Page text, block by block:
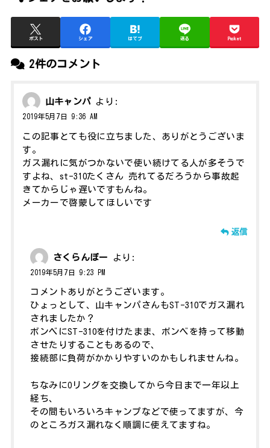
ポスト シェア はてブ 送る Pocket
2件のコメント
山キャンパ より:
2019年5月7日 9:36 AM
この記事とても役に立ちました、ありがとうございま
す。
ガス漏れに気がつかないで使い続けてる人が多そうで
すよね、st-310たくさん 売れてるだろうから事故起
きてからじゃ遅いですもんね。
メーカーで啓蒙してほしいです
返信
さくらんぼー より:
2019年5月7日 9:23 PM
コメントありがとうございます。
ひょっとして、山キャンパさんもST-310でガス漏れ
されましたか？
ボンベにST-310を付けたまま、ボンベを持って移動
させたりすることもあるので、
接続部に負荷がかかりやすいのかもしれませんね。
ちなみにOリングを交換してから今日まで一年以上
経ち、
その間もいろいろキャンプなどで使ってますが、今
のところガス漏れなく順調に使えてますね。